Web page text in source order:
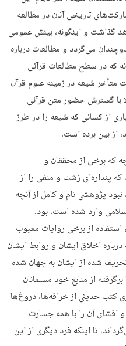
تاریخی آنان در مطالعه
گذاشت و اینگونه، بینش عمومی
می‌گردد و مطالعات درباره
که در سطح مطالعات قرآنی
شیعه در زمینه علوم قرآن
با گسترش حضور متن قرآنی
از کسانی که شیعه را در طرز
از بین برده است.
که برخی از محققان و
پنداره‌ای زشت و منفی را از
پژوهشی تام و کامل از آنچه
وارد شده است، بود.
از برخی روایات معیوب
اخلاق ایشان و روابط ایشان
شده از ایشان به جهان شده
از منابع خود مسلمانان
کتب حدیثی از خرافه‌ها، دروغ‌ها
آن را با همه جسارت
تا اینکه فرد دیگری از این